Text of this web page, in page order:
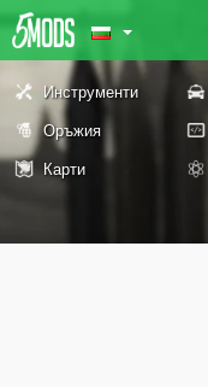
Инструменти
Оръжия
Карти